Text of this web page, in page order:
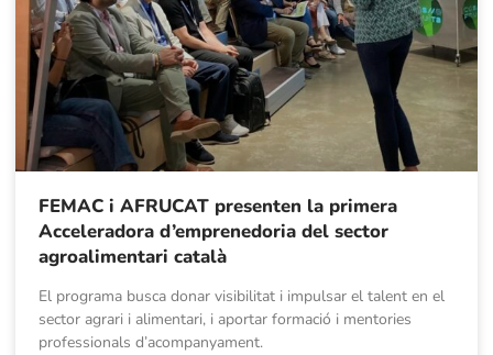
FEMAC i AFRUCAT presenten la primera
Acceleradora d’emprenedoria del sector
agroalimentari català
El programa busca donar visibilitat i impulsar el talent en el
sector agrari i alimentari, i aportar formació i mentories
professionals d’acompanyament.